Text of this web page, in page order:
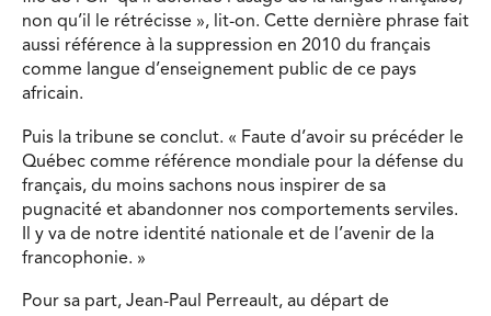
non qu’il le rétrécisse », lit-on. Cette dernière phrase fait
aussi référence à la suppression en 2010 du français
comme langue d’enseignement public de ce pays
africain.
Puis la tribune se conclut. « Faute d’avoir su précéder le
Québec comme référence mondiale pour la défense du
français, du moins sachons nous inspirer de sa
pugnacité et abandonner nos comportements serviles.
Il y va de notre identité nationale et de l’avenir de la
francophonie. »
Pour sa part, Jean-Paul Perreault, au départ de